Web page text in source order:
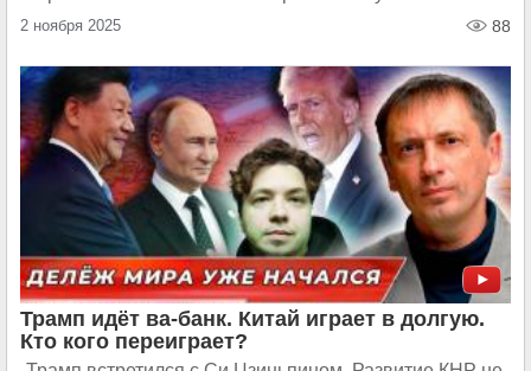
2 ноября 2025 88
Трамп идёт ва-банк. Китай играет в долгую.
Кто кого переиграет?